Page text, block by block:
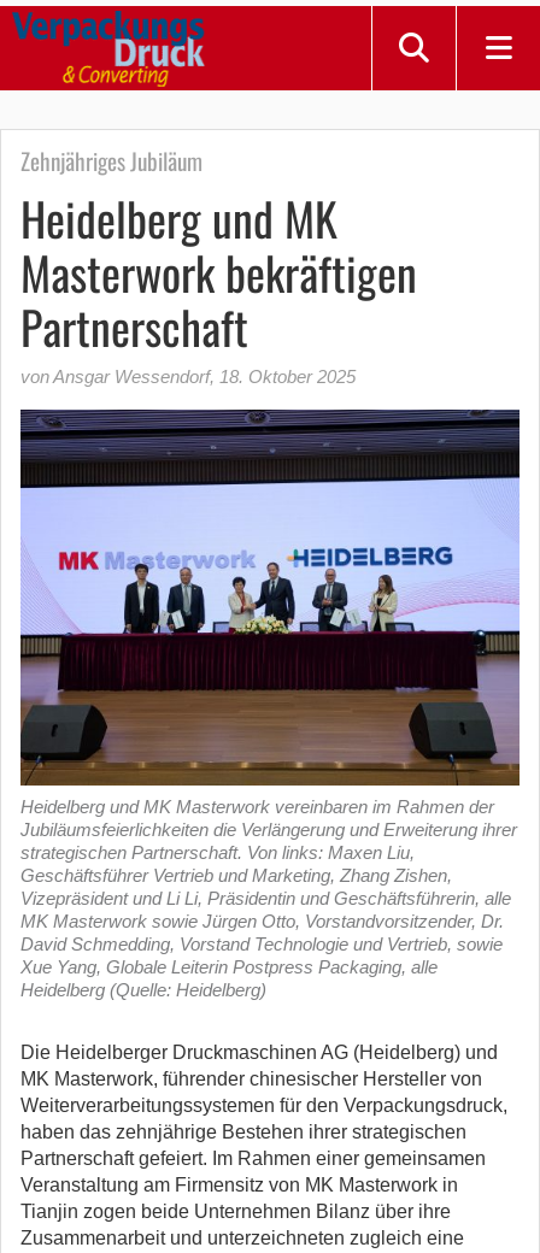
Zehnjähriges Jubiläum
Heidelberg und MK
Masterwork bekräftigen
Partnerschaft
von Ansgar Wessendorf, 18. Oktober 2025
Heidelberg und MK Masterwork vereinbaren im Rahmen der
Jubiläumsfeierlichkeiten die Verlängerung und Erweiterung ihrer
strategischen Partnerschaft. Von links: Maxen Liu,
Geschäftsführer Vertrieb und Marketing, Zhang Zishen,
Vizepräsident und Li Li, Präsidentin und Geschäftsführerin, alle
MK Masterwork sowie Jürgen Otto, Vorstandvorsitzender, Dr.
David Schmedding, Vorstand Technologie und Vertrieb, sowie
Xue Yang, Globale Leiterin Postpress Packaging, alle
Heidelberg (Quelle: Heidelberg)
Die Heidelberger Druckmaschinen AG (Heidelberg) und
MK Masterwork, führender chinesischer Hersteller von
Weiterverarbeitungssystemen für den Verpackungsdruck,
haben das zehnjährige Bestehen ihrer strategischen
Partnerschaft gefeiert. Im Rahmen einer gemeinsamen
Veranstaltung am Firmensitz von MK Masterwork in
Tianjin zogen beide Unternehmen Bilanz über ihre
Zusammenarbeit und unterzeichneten zugleich eine